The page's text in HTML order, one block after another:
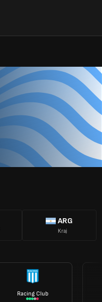
ARG
Kraj
Racing Club